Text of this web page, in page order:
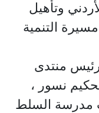
وتأهيل
التنمية
منتدى
نسور ،
مدرسة السلط